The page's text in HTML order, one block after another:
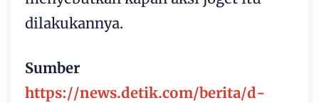
dilakukannya.
Sumber
https://news.detik.com/berita/d-